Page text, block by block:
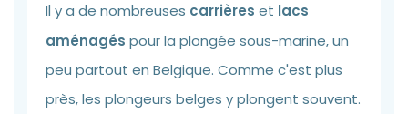
Il y a de nombreuses carrières et lacs
aménagés pour la plongée sous-marine, un
peu partout en Belgique. Comme c'est plus
près, les plongeurs belges y plongent souvent.